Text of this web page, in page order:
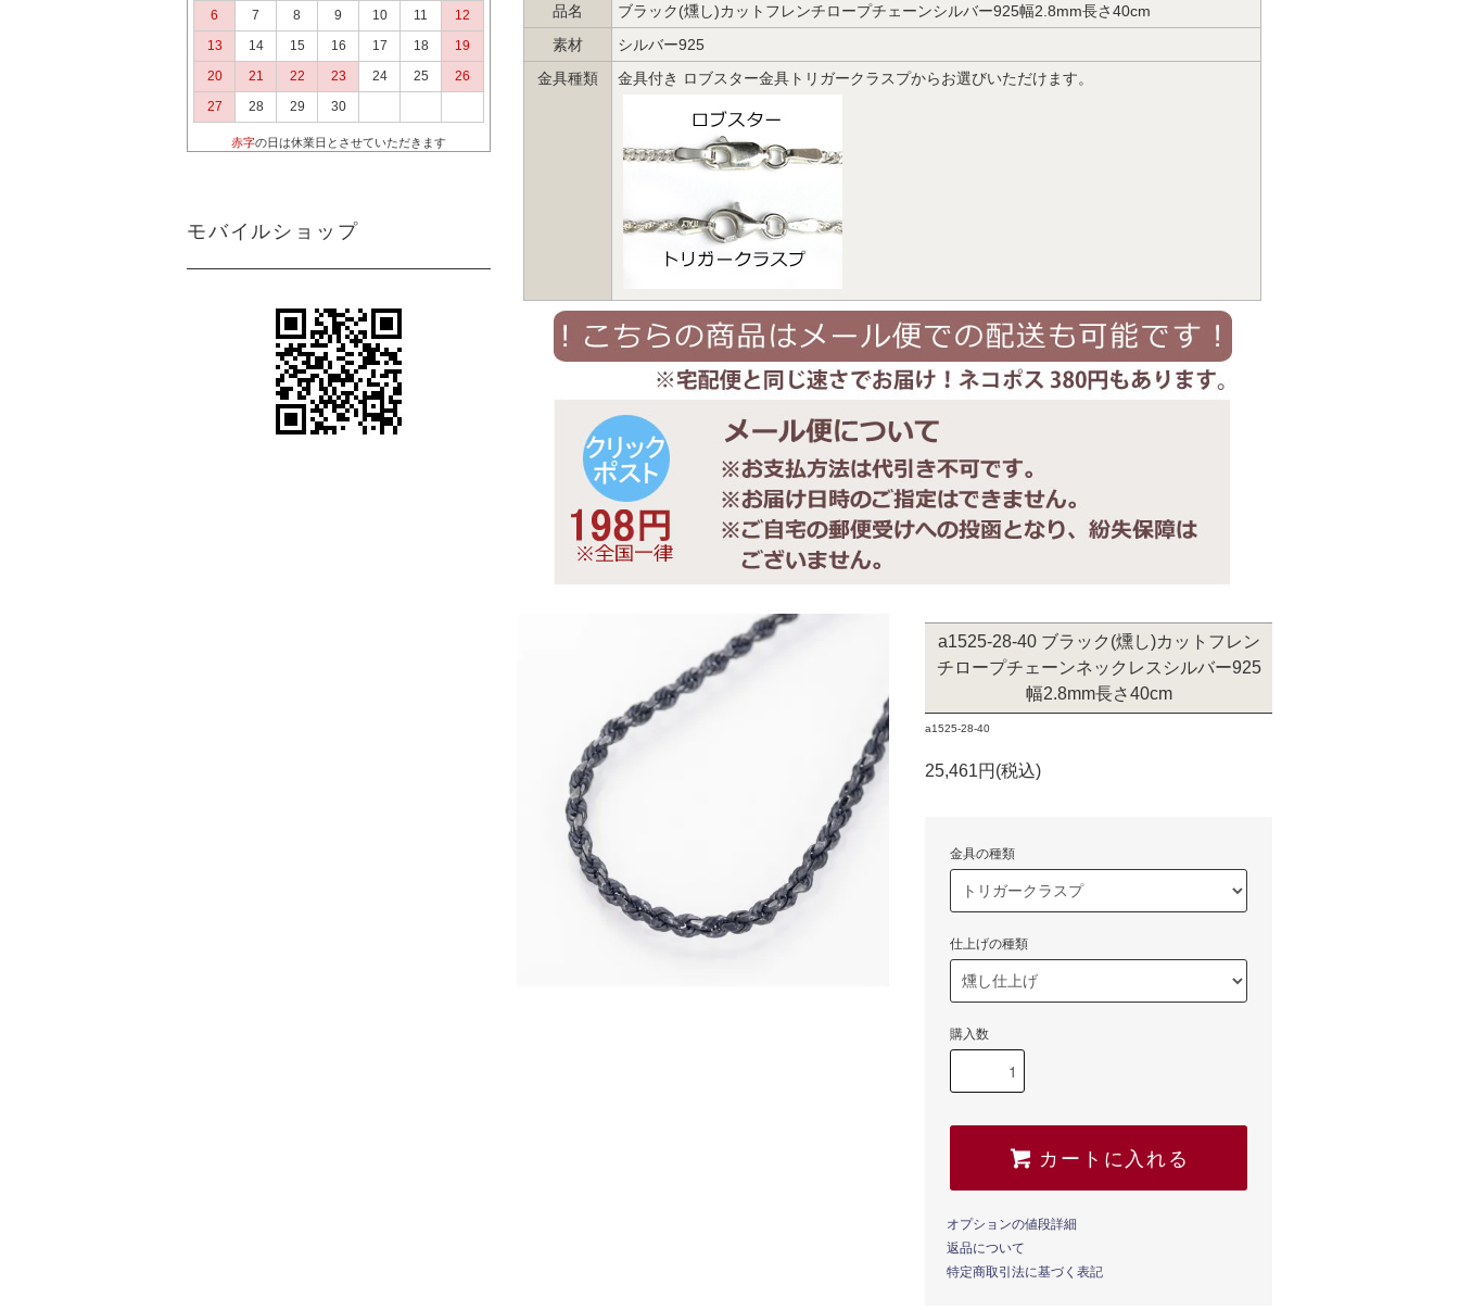
品名
ブラック(燻し)カットフレンチロープチェーンシルバー925幅2.8mm長さ40cm
素材
シルバー925
金具種類
金具付き ロブスター金具トリガークラスプからお選びいただけます。
a1525-28-40 ブラック(燻し)カットフレン
チロープチェーンネックレスシルバー925
幅2.8mm長さ40cm
a1525-28-40
25,461円(税込)
金具の種類
仕上げの種類
購入数
カートに入れる
オプションの値段詳細
返品について
特定商取引法に基づく表記
6
7 8 9 10 11
12
13
14 15 16 17 18
19
20
21 22 23 24 25
26
27
28 29 30
赤字の日は休業日とさせていただきます
モバイルショップ